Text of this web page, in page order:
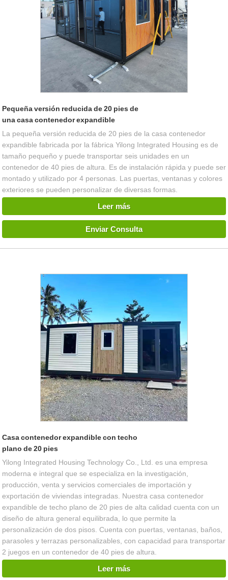
Pequeña versión reducida de 20 pies de
una casa contenedor expandible
La pequeña versión reducida de 20 pies de la casa contenedor
expandible fabricada por la fábrica Yilong Integrated Housing es de
tamaño pequeño y puede transportar seis unidades en un
contenedor de 40 pies de altura. Es de instalación rápida y puede ser
montado y utilizado por 4 personas. Las puertas, ventanas y colores
exteriores se pueden personalizar de diversas formas.
Leer más
Enviar Consulta
Casa contenedor expandible con techo
plano de 20 pies
Yilong Integrated Housing Technology Co., Ltd. es una empresa
moderna e integral que se especializa en la investigación,
producción, venta y servicios comerciales de importación y
exportación de viviendas integradas. Nuestra casa contenedor
expandible de techo plano de 20 pies de alta calidad cuenta con un
diseño de altura general equilibrada, lo que permite la
personalización de dos pisos. Cuenta con puertas, ventanas, baños,
parasoles y terrazas personalizables, con capacidad para transportar
2 juegos en un contenedor de 40 pies de altura.
Leer más